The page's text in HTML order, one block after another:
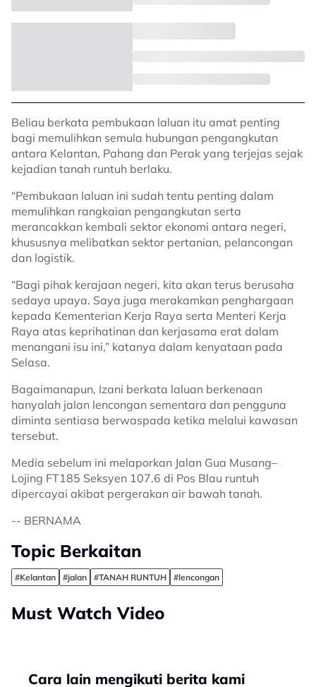
Beliau berkata pembukaan laluan itu amat penting
bagi memulihkan semula hubungan pengangkutan
antara Kelantan, Pahang dan Perak yang terjejas sejak
kejadian tanah runtuh berlaku.
“Pembukaan laluan ini sudah tentu penting dalam
memulihkan rangkaian pengangkutan serta
merancakkan kembali sektor ekonomi antara negeri,
khususnya melibatkan sektor pertanian, pelancongan
dan logistik.
“Bagi pihak kerajaan negeri, kita akan terus berusaha
sedaya upaya. Saya juga merakamkan penghargaan
kepada Kementerian Kerja Raya serta Menteri Kerja
Raya atas keprihatinan dan kerjasama erat dalam
menangani isu ini,” katanya dalam kenyataan pada
Selasa.
Bagaimanapun, Izani berkata laluan berkenaan
hanyalah jalan lencongan sementara dan pengguna
diminta sentiasa berwaspada ketika melalui kawasan
tersebut.
Media sebelum ini melaporkan Jalan Gua Musang–
Lojing FT185 Seksyen 107.6 di Pos Blau runtuh
dipercayai akibat pergerakan air bawah tanah.
-- BERNAMA
Topic Berkaitan
#Kelantan #jalan #TANAH RUNTUH #lencongan
Must Watch Video
Cara lain mengikuti berita kami